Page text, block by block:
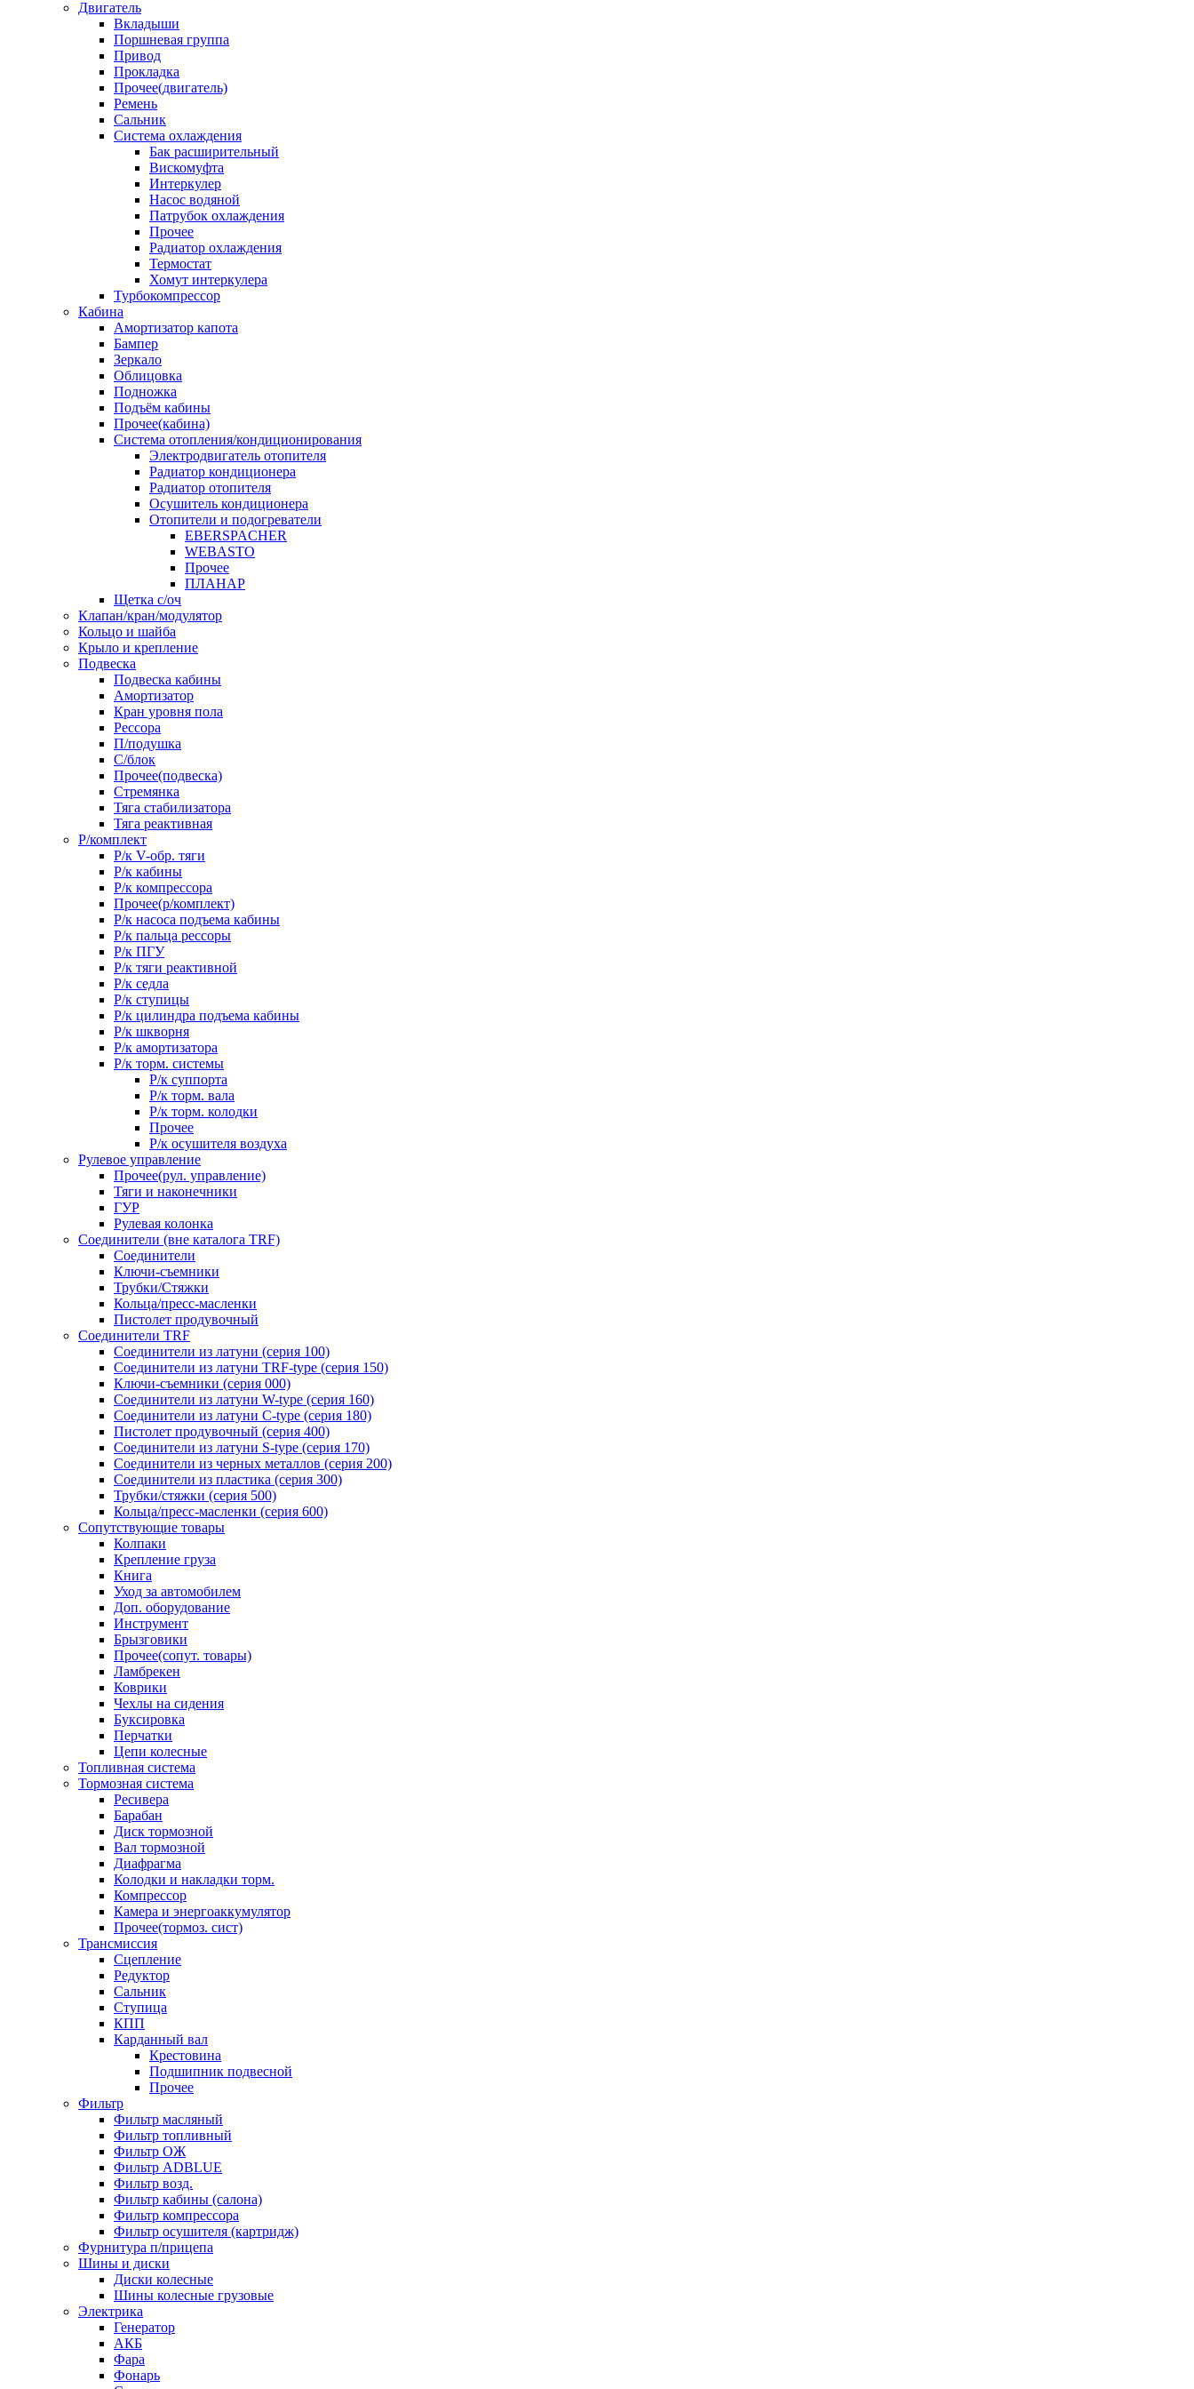
Двигатель
Вкладыши
Поршневая группа
Привод
Прокладка
Прочее(двигатель)
Ремень
Сальник
Система охлаждения
Бак расширительный
Вискомуфта
Интеркулер
Насос водяной
Патрубок охлаждения
Прочее
Радиатор охлаждения
Термостат
Хомут интеркулера
Турбокомпрессор
Кабина
Амортизатор капота
Бампер
Зеркало
Облицовка
Подножка
Подъём кабины
Прочее(кабина)
Система отопления/кондиционирования
Электродвигатель отопителя
Радиатор кондиционера
Радиатор отопителя
Осушитель кондиционера
Отопители и подогреватели
EBERSPACHER
WEBASTO
Прочее
ПЛАНАР
Щетка с/оч
Клапан/кран/модулятор
Кольцо и шайба
Крыло и крепление
Подвеска
Подвеска кабины
Амортизатор
Кран уровня пола
Рессора
П/подушка
С/блок
Прочее(подвеска)
Стремянка
Тяга стабилизатора
Тяга реактивная
Р/комплект
Р/к V-обр. тяги
Р/к кабины
Р/к компрессора
Прочее(р/комплект)
Р/к насоса подъема кабины
Р/к пальца рессоры
Р/к ПГУ
Р/к тяги реактивной
Р/к седла
Р/к ступицы
Р/к цилиндра подъема кабины
Р/к шкворня
Р/к амортизатора
Р/к торм. системы
Р/к суппорта
Р/к торм. вала
Р/к торм. колодки
Прочее
Р/к осушителя воздуха
Рулевое управление
Прочее(рул. управление)
Тяги и наконечники
ГУР
Рулевая колонка
Соединители (вне каталога TRF)
Соединители
Ключи-cъемники
Трубки/Стяжки
Кольца/пресс-масленки
Пистолет продувочный
Соединители TRF
Соединители из латуни (серия 100)
Соединители из латуни TRF-type (серия 150)
Ключи-съемники (серия 000)
Соединители из латуни W-type (серия 160)
Соединители из латуни С-type (серия 180)
Пистолет продувочный (серия 400)
Соединители из латуни S-type (серия 170)
Соединители из черных металлов (серия 200)
Соединители из пластика (серия 300)
Трубки/стяжки (серия 500)
Кольца/пресс-масленки (серия 600)
Сопутствующие товары
Колпаки
Крепление груза
Книга
Уход за автомобилем
Доп. оборудование
Инструмент
Брызговики
Прочее(сопут. товары)
Ламбрекен
Коврики
Чехлы на сидения
Буксировка
Перчатки
Цепи колесные
Топливная система
Тормозная система
Ресивера
Барабан
Диск тормозной
Вал тормозной
Диафрагма
Колодки и накладки торм.
Компрессор
Камера и энергоаккумулятор
Прочее(тормоз. сист)
Трансмиссия
Сцепление
Редуктор
Сальник
Ступица
КПП
Карданный вал
Крестовина
Подшипник подвесной
Прочее
Фильтр
Фильтр масляный
Фильтр топливный
Фильтр ОЖ
Фильтр ADBLUE
Фильтр возд.
Фильтр кабины (салона)
Фильтр компрессора
Фильтр осушителя (картридж)
Фурнитура п/прицепа
Шины и диски
Диски колесные
Шины колесные грузовые
Электрика
Генератор
АКБ
Фара
Фонарь